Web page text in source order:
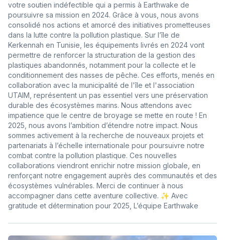
votre soutien indéfectible qui a permis à Earthwake de
poursuivre sa mission en 2024. Grâce à vous, nous avons
consolidé nos actions et amorcé des initiatives prometteuses
dans la lutte contre la pollution plastique. Sur l’île de
Kerkennah en Tunisie, les équipements livrés en 2024 vont
permettre de renforcer la structuration de la gestion des
plastiques abandonnés, notamment pour la collecte et le
conditionnement des nasses de pêche. Ces efforts, menés en
collaboration avec la municipalité de l'île et l'association
UTAIM, représentent un pas essentiel vers une préservation
durable des écosystèmes marins. Nous attendons avec
impatience que le centre de broyage se mette en route ! En
2025, nous avons l’ambition d’étendre notre impact. Nous
sommes activement à la recherche de nouveaux projets et
partenariats à l’échelle internationale pour poursuivre notre
combat contre la pollution plastique. Ces nouvelles
collaborations viendront enrichir notre mission globale, en
renforçant notre engagement auprès des communautés et des
écosystèmes vulnérables. Merci de continuer à nous
accompagner dans cette aventure collective. ✨ Avec
gratitude et détermination pour 2025, L’équipe Earthwake